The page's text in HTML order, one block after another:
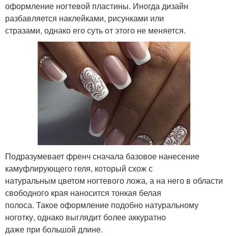
оформление ногтевой пластины. Иногда дизайн
разбавляется наклейками, рисунками или
стразами, однако его суть от этого не меняется.
Подразумевает френч сначала базовое нанесение
камуфлирующего геля, который схож с
натуральным цветом ногтевого ложа, а на него в области
свободного края наносится тонкая белая
полоса. Такое оформление подобно натуральному
ноготку, однако выглядит более аккуратно
даже при большой длине.